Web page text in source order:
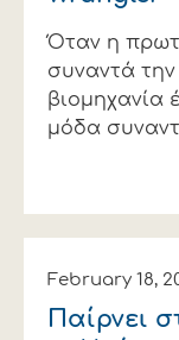
Όταν η
συναντά
βιομηχανία
μόδα
February 18,
Παίρνει